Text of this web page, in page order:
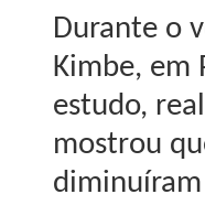
Durante o
Kimbe, em
estudo,
mostrou
diminuíram